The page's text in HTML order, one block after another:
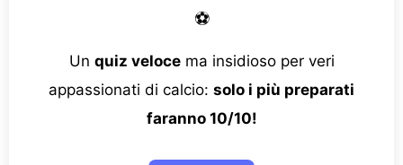
⚽
Un quiz velocema insidioso per veri
appassionati di calcio: solo i più preparati
faranno 10/10!